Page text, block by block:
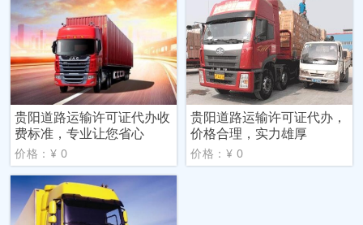
贵阳道路运输许可证代办收
费标准，专业让您省心
价格：¥ 0
贵阳道路运输许可证代办，
价格合理，实力雄厚
价格：¥ 0